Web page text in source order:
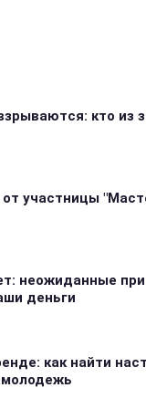
кто из
от участницы
неожиданные
деньги
как найти
молодежь